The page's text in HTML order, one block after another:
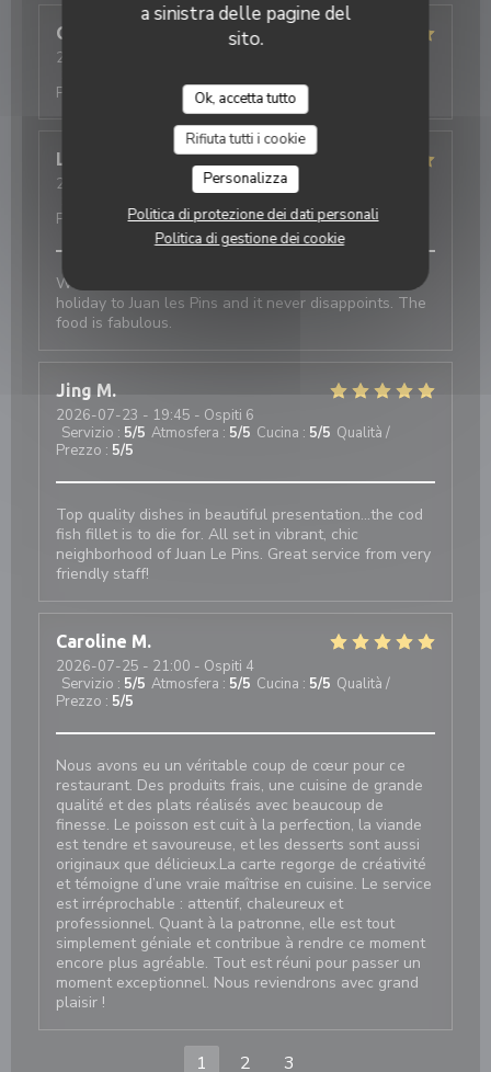
a sinistra delle pagine del
sito.
Ok, accetta tutto
Rifiuta tutti i cookie
Personalizza
Politica di protezione dei dati personali
Politica di gestione dei cookie
Olivier
2026-07-28
Prezzo
Linda
2026-07-25
- 20:30 - Ospiti 2
Prezzo
/5
We’ve visited this restaurant since 2019 on our first
holiday to Juan les Pins and it never disappoints. The
food is fabulous.
Jing M
2026-07-23 - 19:45 - Ospiti 6
Servizio : 5/5 Atmosfera : 5/5 Cucina : 5/5 Qualità /
Prezzo : 5/5
Top quality dishes in beautiful presentation...the cod
fish fillet is to die for. All set in vibrant, chic
neighborhood of Juan Le Pins. Great service from very
friendly staff!
Caroline M
2026-07-25 - 21:00 - Ospiti 4
Servizio : 5/5 Atmosfera : 5/5 Cucina : 5/5 Qualità /
Prezzo : 5/5
Nous avons eu un véritable coup de cœur pour ce
restaurant. Des produits frais, une cuisine de grande
qualité et des plats réalisés avec beaucoup de
finesse. Le poisson est cuit à la perfection, la viande
est tendre et savoureuse, et les desserts sont aussi
originaux que délicieux.La carte regorge de créativité
et témoigne d’une vraie maîtrise en cuisine. Le service
est irréprochable : attentif, chaleureux et
professionnel. Quant à la patronne, elle est tout
simplement géniale et contribue à rendre ce moment
encore plus agréable. Tout est réuni pour passer un
moment exceptionnel. Nous reviendrons avec grand
plaisir !
1 2 3